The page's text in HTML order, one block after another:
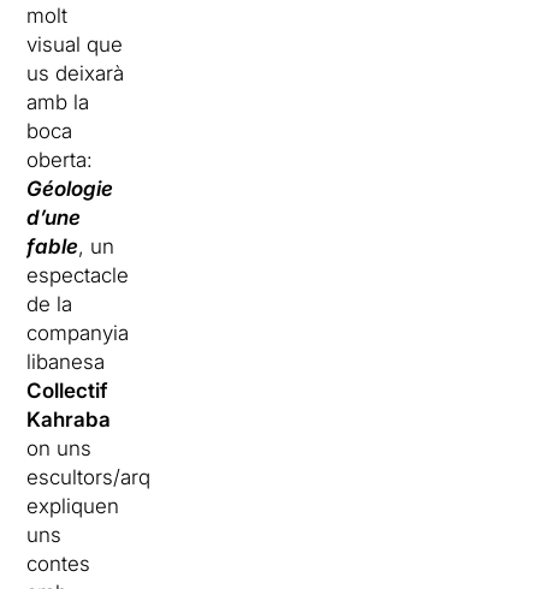
molt
visual que
us deixarà
amb la
boca
oberta:
Géologie
d’une
fable, un
espectacle
de la
companyia
libanesa
Collectif
Kahraba
on uns
escultors/arqueòlegs
expliquen
uns
contes